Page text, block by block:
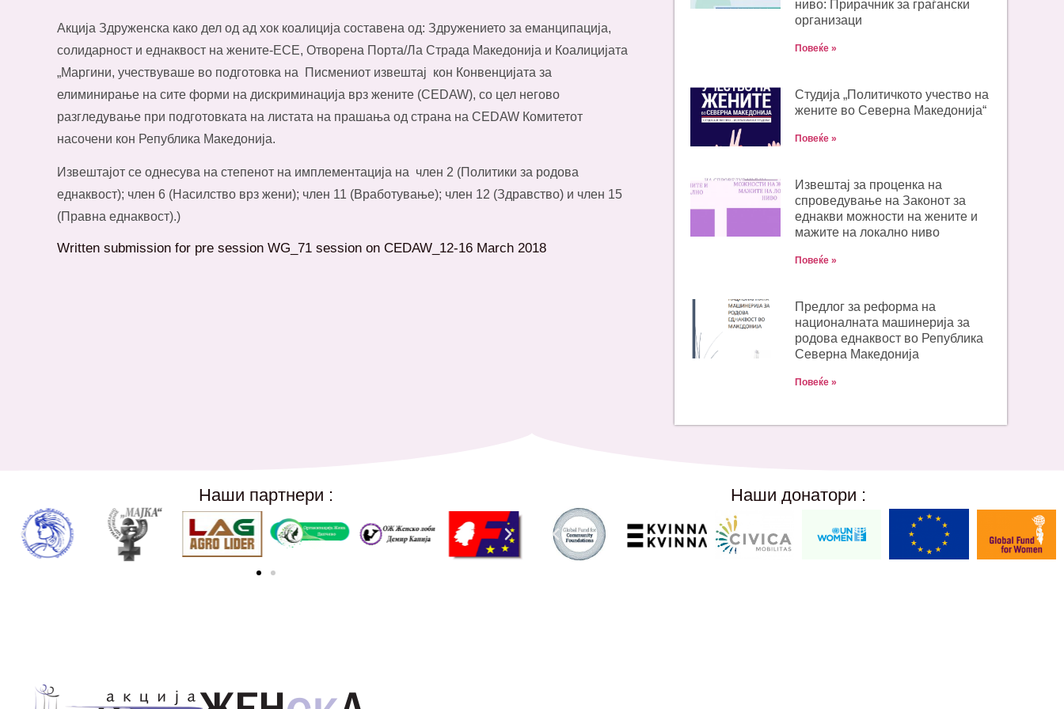
Акција Здруженска како дел од ад хок коалиција составена од: Здружението за еманципација,
солидарност и еднаквост на жените-ЕСЕ, Отворена Порта/Ла Страда Македонија и Коалицијата
„Маргини, учествуваше во подготовка на Писмениот извештај кон Конвенцијата за
елиминирање на сите форми на дискриминација врз жените (CEDAW), со цел негово
разгледување при подготовката на листата на прашања од страна на CEDAW Комитетот
насочени кон Република Македонија.
Извештајот се однесува на степенот на имплементација на член 2 (Политики за родова
еднаквост); член 6 (Насилство врз жени); член 11 (Вработување); член 12 (Здравство) и член 15
(Правна еднаквост).)
Written submission for pre session WG_71 session on CEDAW_12-16 March 2018
ниво: Прирачник за граѓански
организаци
Повеќе »
Студија „Политичкото учество на
жените во Северна Македонија“
Повеќе »
Извештај за проценка на
спроведување на Законот за
еднакви можности на жените и
мажите на локално ниво
Повеќе »
Предлог за реформа на
националната машинерија за
родова еднаквост во Република
Северна Македонија
Повеќе »
Наши партнери : Наши донатори :